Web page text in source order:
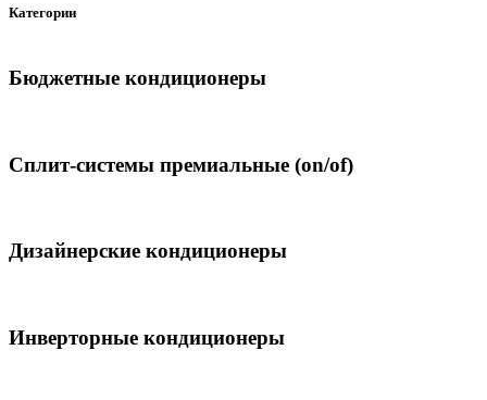
Категории
Бюджетные кондиционеры
Сплит-системы премиальные (on/of)
Дизайнерские кондиционеры
Инверторные кондиционеры